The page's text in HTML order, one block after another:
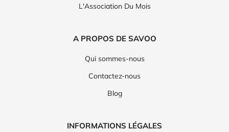
L'Association Du Mois
A PROPOS DE SAVOO
Qui sommes-nous
Contactez-nous
Blog
INFORMATIONS LÉGALES